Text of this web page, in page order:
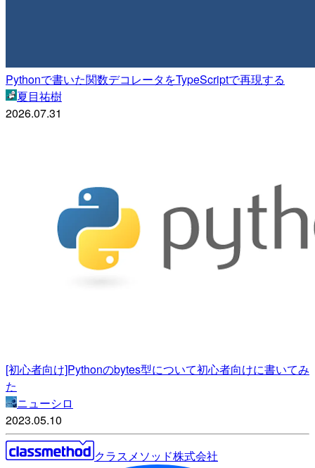
Pythonで書いた関数デコレータをTypeScriptで再現する
夏目祐樹
2026.07.31
[初心者向け]Pythonのbytes型について初心者向けに書いてみ
た
ニューシロ
2023.05.10
クラスメソッド株式会社